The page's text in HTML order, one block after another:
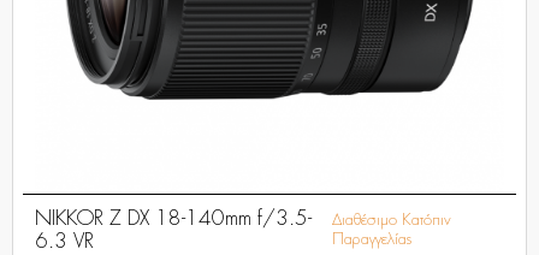
NIKKOR Z DX 18-140mm f/3.5-
6.3 VR
Διαθέσιμο Κατόπιν
Παραγγελίας